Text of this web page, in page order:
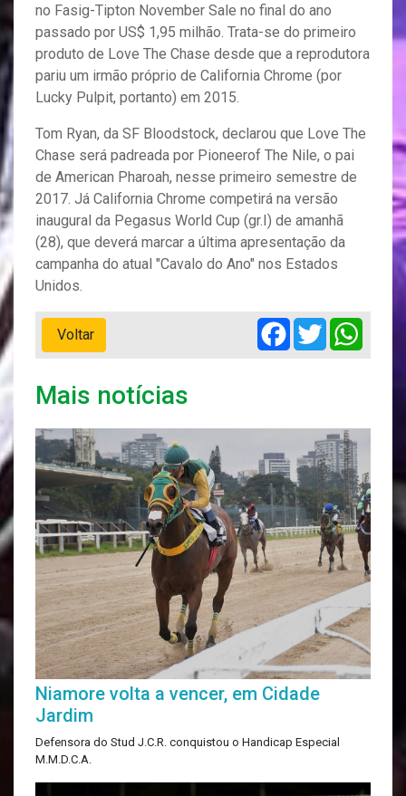
no Fasig-Tipton November Sale no final do ano
passado por US$ 1,95 milhão. Trata-se do primeiro
produto de Love The Chase desde que a reprodutora
pariu um irmão próprio de California Chrome (por
Lucky Pulpit, portanto) em 2015.
Tom Ryan, da SF Bloodstock, declarou que Love The
Chase será padreada por Pioneerof The Nile, o pai
de American Pharoah, nesse primeiro semestre de
2017. Já California Chrome competirá na versão
inaugural da Pegasus World Cup (gr.I) de amanhã
(28), que deverá marcar a última apresentação da
campanha do atual "Cavalo do Ano" nos Estados
Unidos.
Voltar
Facebook
Twitter
Mais notícias
Niamore volta a vencer, em Cidade
Jardim
Defensora do Stud J.C.R. conquistou o Handicap Especial
M.M.D.C.A.